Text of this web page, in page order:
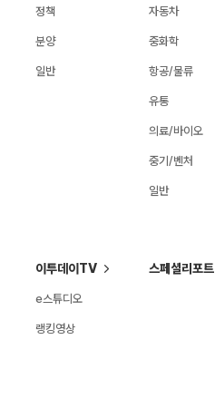
정책
분양
일반
자동차
중화학
항공/물류
유통
의료/바이오
중기/벤처
일반
이투데이TV
e스튜디오
랭킹영상
스페셜리포트